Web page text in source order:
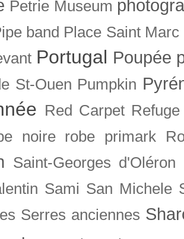
Petrie Museum
band Place Saint Marc
Portugal Poupée
St-Ouen Pumpkin
Red Carpet Refuge
noire robe primark
Saint-Georges d'Oléron
Sami San Michele
Serres anciennes